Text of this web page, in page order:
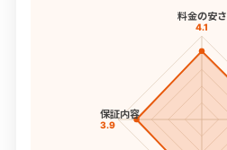
料金の安さ
4.1
保証内容
3.9